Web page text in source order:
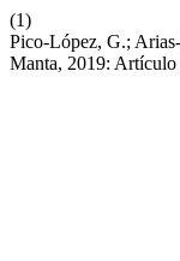
(1)
Pico-López, G.;
Manta, 2019: